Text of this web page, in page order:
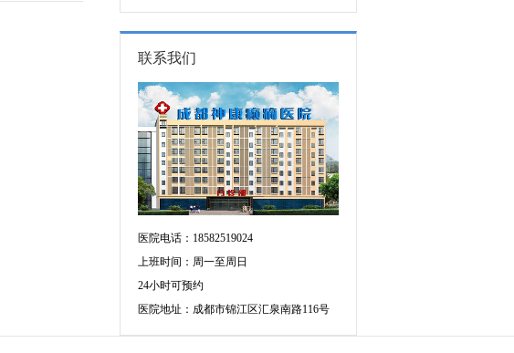
对病人的危害?
联系我们
医院电话：18582519024
上班时间：周一至周日
24小时可预约
医院地址：成都市锦江区汇泉南路116号